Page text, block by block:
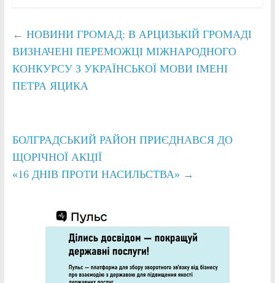
← НОВИНИ ГРОМАД: В АРЦИЗЬКІЙ ГРОМАДІ
ВИЗНАЧЕНІ ПЕРЕМОЖЦІ МІЖНАРОДНОГО
КОНКУРСУ З УКРАЇНСЬКОЇ МОВИ ІМЕНІ
ПЕТРА ЯЦИКА
БОЛГРАДСЬКИЙ РАЙОН ПРИЄДНАВСЯ ДО
ЩОРІЧНОЇ АКЦІЇ
«16 ДНІВ ПРОТИ НАСИЛЬСТВА» →